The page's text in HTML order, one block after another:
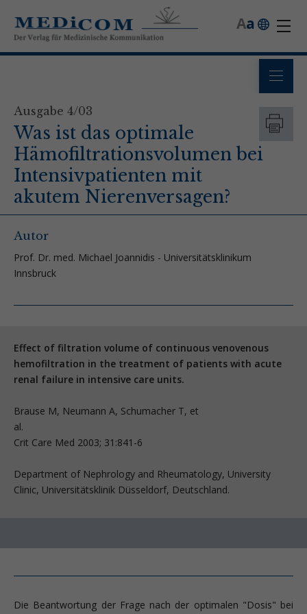
a
A
Ausgabe 4/03
Was ist das optimale
Hämofiltrationsvolumen bei
Intensivpatienten mit
akutem Nierenversagen?
Autor
Prof. Dr. med. Michael Joannidis - Universitätsklinikum
Innsbruck
Effect of filtration volume of continuous venovenous
hemofiltration in the treatment of patients with acute
renal failure in intensive care units.
Brause M, Neumann A, Schumacher T, et
Crit Care Med 2003; 31:841-6
Department of Nephrology and Rheumatology, University
Clinic, Universitätsklinik Düsseldorf, Deutschland.
Die Beantwortung der Frage nach der optimalen "Dosis" bei